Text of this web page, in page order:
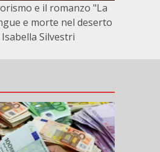
e il romanzo "La
e morte nel deserto
Silvestri